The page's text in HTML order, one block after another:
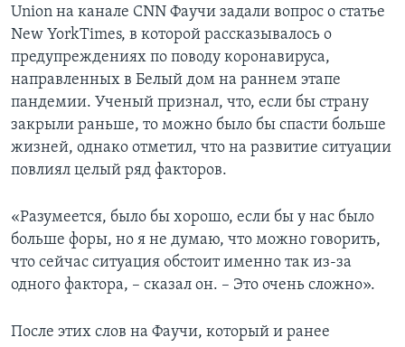
Union на канале CNN Фаучи задали вопрос о статье
New YorkTimes, в которой рассказывалось о
предупреждениях по поводу коронавируса,
направленных в Белый дом на раннем этапе
пандемии. Ученый признал, что, если бы страну
закрыли раньше, то можно было бы спасти больше
жизней, однако отметил, что на развитие ситуации
повлиял целый ряд факторов.
«Разумеется, было бы хорошо, если бы у нас было
больше форы, но я не думаю, что можно говорить,
что сейчас ситуация обстоит именно так из-за
одного фактора, – сказал он. – Это очень сложно».
После этих слов на Фаучи, который и ранее